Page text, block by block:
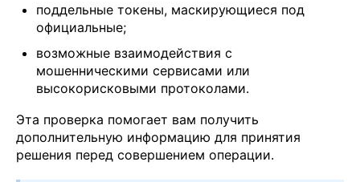
поддельные токены, маскирующиеся под
официальные;
возможные взаимодействия с
мошенническими сервисами или
высокорисковыми протоколами.
Эта проверка помогает вам получить
дополнительную информацию для принятия
решения перед совершением операции.